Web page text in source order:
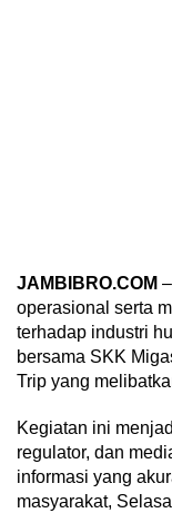
JAMBIBRO.COM
operasional serta
terhadap industri
bersama SKK
Trip yang
Kegiatan ini
regulator, dan
informasi yang
masyarakat,